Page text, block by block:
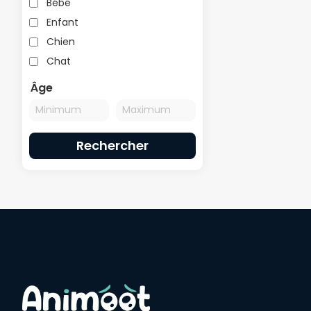
Enfant
Chien
Chat
Âge
Rechercher